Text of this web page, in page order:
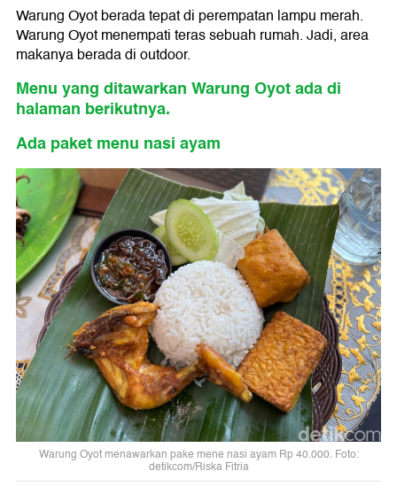
Warung Oyot berada tepat di perempatan lampu merah.
Warung Oyot menempati teras sebuah rumah. Jadi, area
makanya berada di outdoor.
Menu yang ditawarkan Warung Oyot ada di
halaman berikutnya.
Ada paket menu nasi ayam
Warung Oyot menawarkan pake mene nasi ayam Rp 40.000. Foto:
detikcom/Riska Fitria